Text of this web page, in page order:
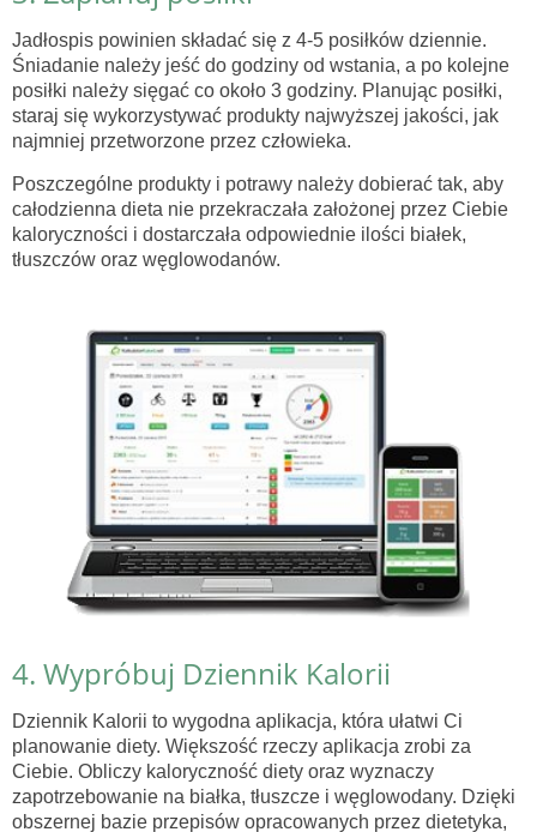
Jadłospis powinien składać się z 4-5 posiłków dziennie.
Śniadanie należy jeść do godziny od wstania, a po kolejne
posiłki należy sięgać co około 3 godziny. Planując posiłki,
staraj się wykorzystywać produkty najwyższej jakości, jak
najmniej przetworzone przez człowieka.
Poszczególne produkty i potrawy należy dobierać tak, aby
całodzienna dieta nie przekraczała założonej przez Ciebie
kaloryczności i dostarczała odpowiednie ilości białek,
tłuszczów oraz węglowodanów.
4. Wypróbuj Dziennik Kalorii
Dziennik Kalorii to wygodna aplikacja, która ułatwi Ci
planowanie diety. Większość rzeczy aplikacja zrobi za
Ciebie. Obliczy kaloryczność diety oraz wyznaczy
zapotrzebowanie na białka, tłuszcze i węglowodany. Dzięki
obszernej bazie przepisów opracowanych przez dietetyka,